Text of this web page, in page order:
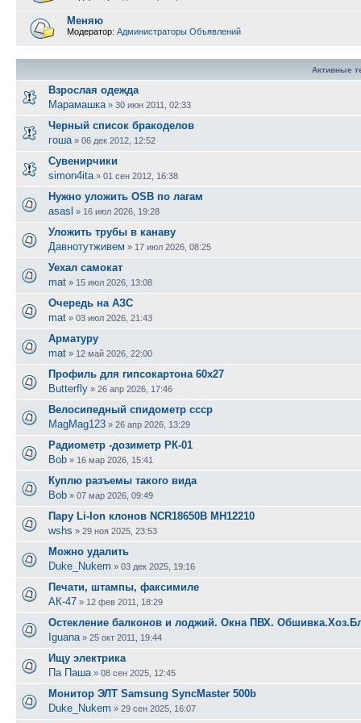
Меняю
Модератор: Администраторы Объявлений
Активные
Взрослая одежда
Марамашка » 30 июн 2011, 02:33
Черный список бракоделов
гоша » 06 дек 2012, 12:52
Сувенирчики
simon4ita » 01 сен 2012, 16:38
Нужно уложить OSB по лагам
asasl » 16 июл 2026, 19:28
Уложить трубы в канаву
Давнотутживем » 17 июл 2026, 08:25
Уехал самокат
mat » 15 июл 2026, 13:08
Очередь на АЗС
mat » 03 июл 2026, 21:43
Арматуру
mat » 12 май 2026, 22:00
Профиль для гипсокартона 60х27
Butterfly » 26 апр 2026, 17:46
Велосипедный спидометр ссср
MagMag123 » 26 апр 2026, 13:29
Радиометр -дозиметр РК-01
Bob » 16 мар 2026, 15:41
Куплю разъемы такого вида
Bob » 07 мар 2026, 09:49
Пару Li-Ion клонов NCR18650B MH12210
wshs » 29 ноя 2025, 23:53
Можно удалить
Duke_Nukem » 03 дек 2025, 19:16
Печати, штампы, факсимиле
АК-47 » 12 фев 2011, 18:29
Остекление балконов и лоджий. Окна ПВХ.
Iguana » 25 окт 2011, 19:44
Ищу электрика
Па Паша » 08 сен 2025, 12:45
Монитор ЭЛТ Samsung SyncMaster 500b
Duke_Nukem » 29 сен 2025, 16:07